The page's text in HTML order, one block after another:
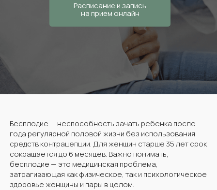
Расписание и запись
на прием онлайн
Бесплодие — неспособность зачать ребенка после
года регулярной половой жизни без использования
средств контрацепции. Для женщин старше 35 лет срок
сокращается до 6 месяцев. Важно понимать,
бесплодие — это медицинская проблема,
затрагивающая как физическое, так и психологическое
здоровье женщины и пары в целом.